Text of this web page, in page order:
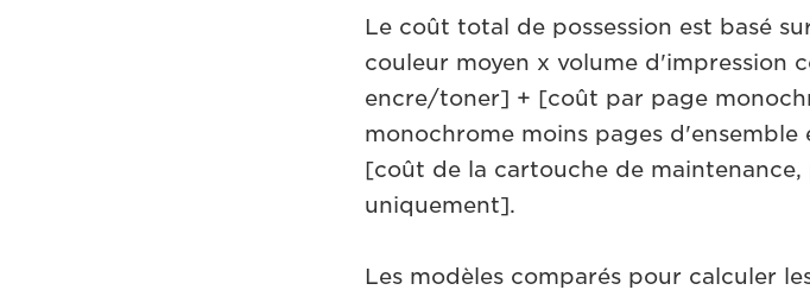
Le coût total de possession est basé
couleur moyen x volume d'impression
encre/toner] + [coût par page
monochrome moins pages
[coût de la cartouche de maintenance,
uniquement].
Les modèles comparés pour calculer